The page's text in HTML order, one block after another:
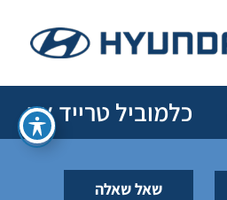
כלמוביל טרייד אין
שאל שאלה